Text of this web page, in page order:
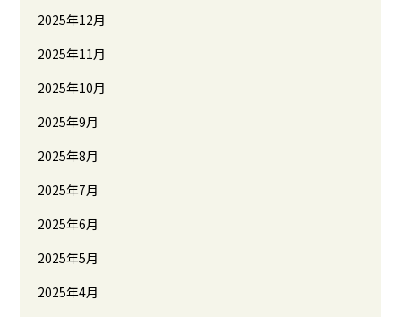
2025年12月
2025年11月
2025年10月
2025年9月
2025年8月
2025年7月
2025年6月
2025年5月
2025年4月